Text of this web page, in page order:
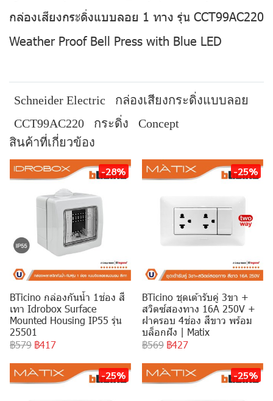
กล่องเสียงกระดิ่งแบบลอย 1 ทาง รุ่น CCT99AC220
Weather Proof Bell Press with Blue LED
Schneider Electric
กล่องเสียงกระดิ่งแบบลอย
CCT99AC220
กระดิ่ง
Concept
สินค้าที่เกี่ยวข้อง
-28%
BTicino กล่องกันน้ำ 1ช่อง สี
เทา Idrobox Surface
Mounted Housing IP55 รุ่น
25501
฿579 ฿417
-25%
BTicino ชุดเต้ารับคู่ 3ขา +
สวิตซ์สองทาง 16A 250V +
ฝาครอบ 4ช่อง สีขาว พร้อม
บล็อกฝัง | Matix
฿569 ฿427
-25% -25%